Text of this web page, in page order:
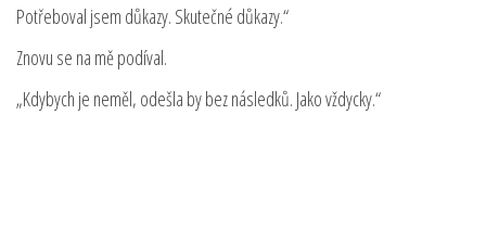
Potřeboval jsem důkazy. Skutečné důkazy.“
Znovu se na mě podíval.
„Kdybych je neměl, odešla by bez následků. Jako vždycky.“